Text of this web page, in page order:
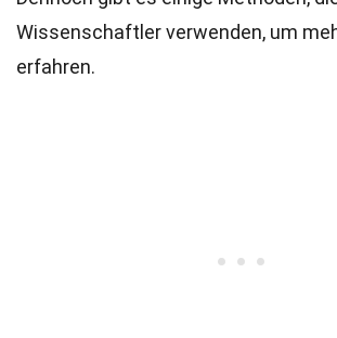
Wissenschaftler verwenden, um
erfahren.